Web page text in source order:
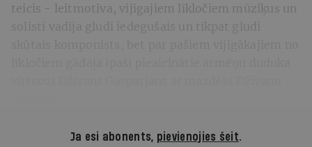
teicis - leitmotīva, vijīgajiem līkločiem mūziķus un
solisti vadīja gludi iedegušais un tikpat gludi
Ja esi abonents, pievienojies šeit.